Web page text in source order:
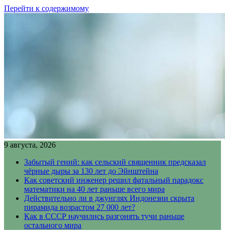
Перейти к содержимому
9 августа, 2026
Забытый гений: как сельский священник предсказал
чёрные дыры за 130 лет до Эйнштейна
Как советский инженер решил фатальный парадокс
математики на 40 лет раньше всего мира
Действительно ли в джунглях Индонезии скрыта
пирамида возрастом 27 000 лет?
Как в СССР научились разгонять тучи раньше
остального мира